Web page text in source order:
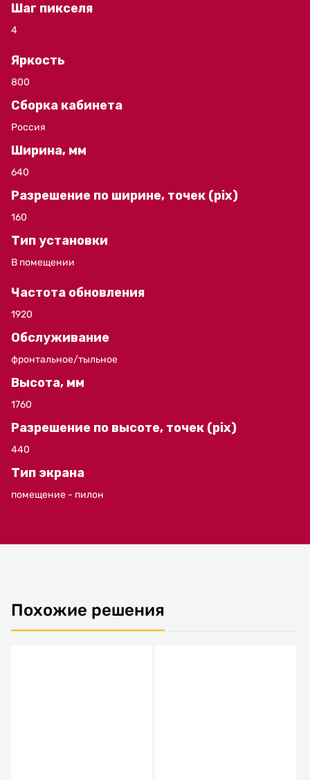
Шаг пикселя
4
Яркость
800
Сборка кабинета
Россия
Ширина, мм
640
Разрешение по ширине, точек (pix)
160
Тип установки
В помещении
Частота обновления
1920
Обслуживание
фронтальное/тыльное
Высота, мм
1760
Разрешение по высоте, точек (pix)
440
Тип экрана
помещение - пилон
Похожие решения